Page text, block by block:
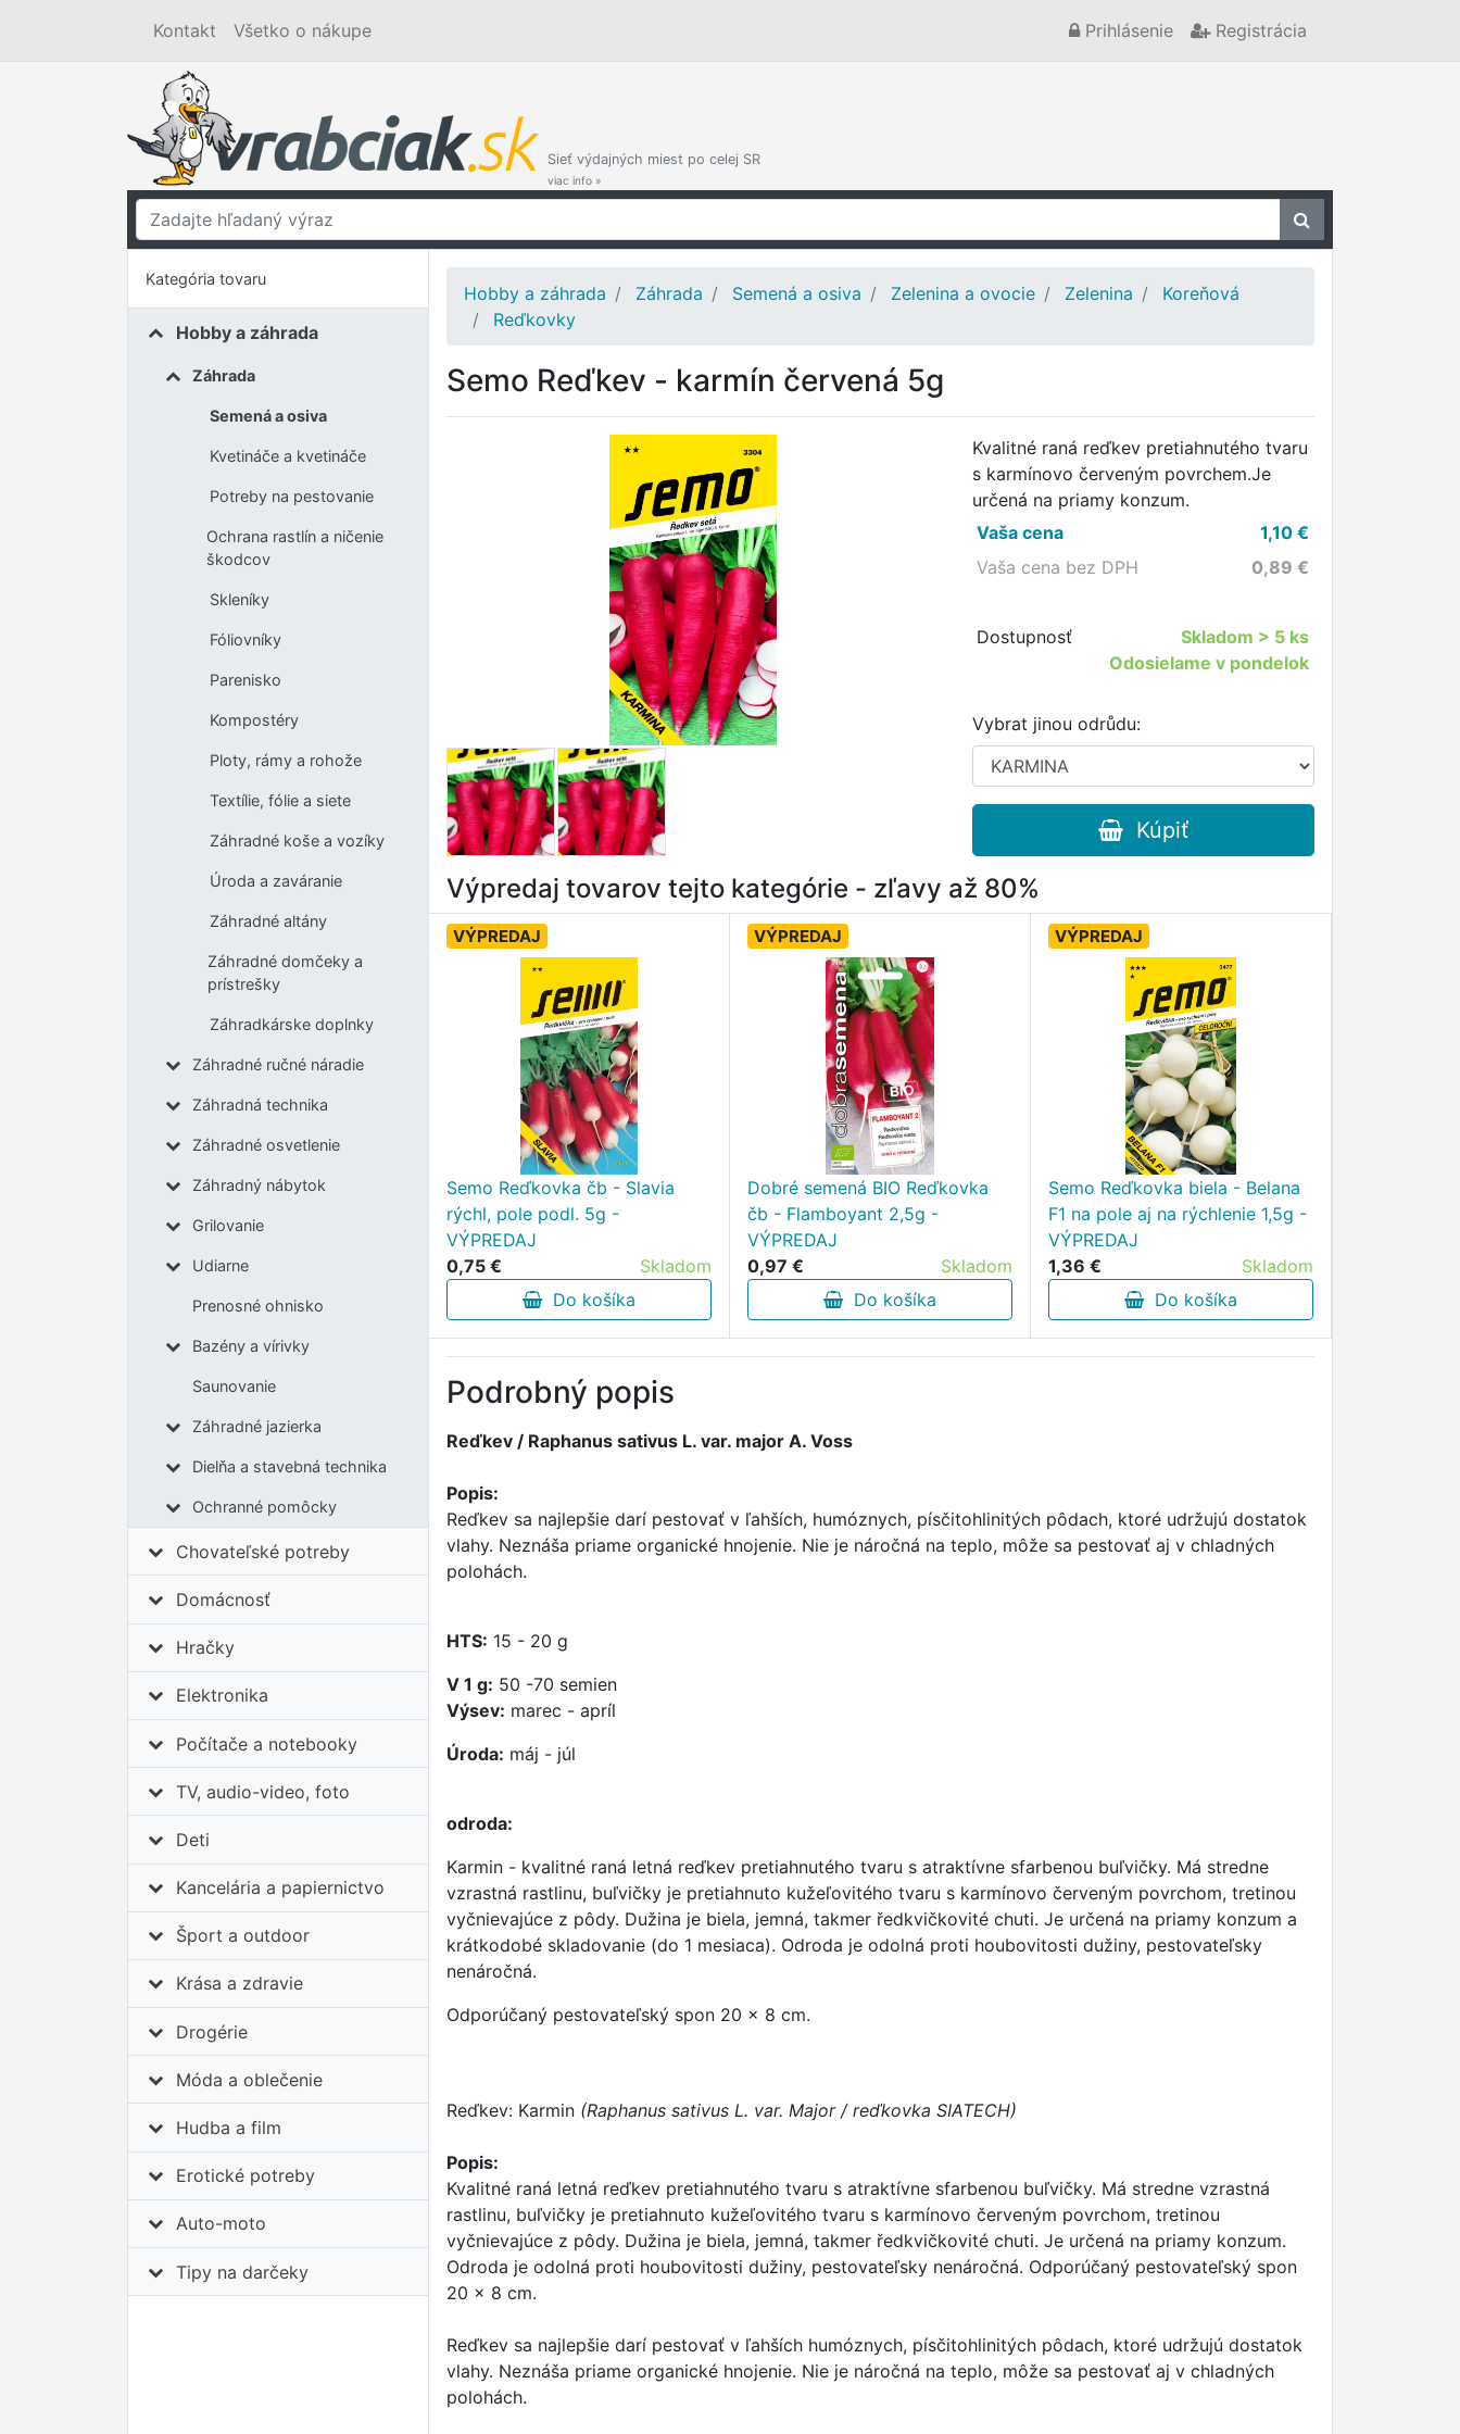
Kontakt Všetko o nákupe Prihlásenie Registrácia
Sieť výdajných miest po celej SR
viac info »
Kategória tovaru
Hobby a záhrada
Záhrada
Semená a osiva
Kvetináče a kvetináče
Potreby na pestovanie
Ochrana rastlín a ničenie
škodcov
Skleníky
Fóliovníky
Parenisko
Kompostéry
Ploty, rámy a rohože
Textílie, fólie a siete
Záhradné koše a vozíky
Úroda a zaváranie
Záhradné altány
Záhradné domčeky a
prístrešky
Záhradkárske doplnky
Záhradné ručné náradie
Záhradná technika
Záhradné osvetlenie
Záhradný nábytok
Grilovanie
Udiarne
Prenosné ohnisko
Bazény a vírivky
Saunovanie
Záhradné jazierka
Dielňa a stavebná technika
Ochranné pomôcky
Chovateľské potreby
Domácnosť
Hračky
Elektronika
Počítače a notebooky
TV, audio-video, foto
Deti
Kancelária a papiernictvo
Šport a outdoor
Krása a zdravie
Drogérie
Móda a oblečenie
Hudba a film
Erotické potreby
Auto-moto
Tipy na darčeky
Hobby a záhrada Záhrada Semená a osiva Zelenina a ovocie Zelenina
Koreňová
Reďkovky
Semo Reďkev - karmín červená 5g
Kvalitné raná reďkev pretiahnutého tvaru
s karmínovo červeným povrchem.Je
určená na priamy konzum.
Vaša cena
1,10€
Vaša cena bez DPH
0,89 €
Dostupnosť Skladom > 5 ks
Odosielame v pondelok
Vybrat jinou odrůdu:
Kúpiť
Výpredaj tovarov tejto kategórie - zľavy až 80%
VÝPREDAJ
Semo Reďkovka čb - Slavia
rýchl, pole podl. 5g -
VÝPREDAJ
0,75 €
Skladom
Do košíka
VÝPREDAJ
Dobré semená BIO Reďkovka
čb - Flamboyant 2,5g -
VÝPREDAJ
0,97 €
Skladom
Do košíka
VÝPREDAJ
Semo Reďkovka biela - Belana
F1 na pole aj na rýchlenie 1,5g -
VÝPREDAJ
1,36 €
Skladom
Do košíka
Podrobný popis
Reďkev / Raphanus sativus L. var. major A. Voss
Popis:
Reďkev sa najlepšie darí pestovať v ľahších, humóznych, písčitohlinitých pôdach, ktoré udržujú dostatok
vlahy. Neznáša priame organické hnojenie. Nie je náročná na teplo, môže sa pestovať aj v chladných
polohách.
HTS: 15 - 20 g
V 1 g: 50 -70 semien
Výsev: marec - apríl
Úroda: máj - júl
odroda:
Karmin - kvalitné raná letná reďkev pretiahnutého tvaru s atraktívne sfarbenou buľvičky. Má stredne
vzrastná rastlinu, buľvičky je pretiahnuto kužeľovitého tvaru s karmínovo červeným povrchom, tretinou
vyčnievajúce z pôdy. Dužina je biela, jemná, takmer ředkvičkovité chuti. Je určená na priamy konzum a
krátkodobé skladovanie (do 1 mesiaca). Odroda je odolná proti houbovitosti dužiny, pestovateľsky
nenáročná.
Odporúčaný pestovateľský spon 20 × 8 cm.
Reďkev: Karmin (Raphanus sativus L. var. Major / reďkovka SIATECH)
Popis:
Kvalitné raná letná reďkev pretiahnutého tvaru s atraktívne sfarbenou buľvičky. Má stredne vzrastná
rastlinu, buľvičky je pretiahnuto kužeľovitého tvaru s karmínovo červeným povrchom, tretinou
vyčnievajúce z pôdy. Dužina je biela, jemná, takmer ředkvičkovité chuti. Je určená na priamy konzum.
Odroda je odolná proti houbovitosti dužiny, pestovateľsky nenáročná. Odporúčaný pestovateľský spon
20 × 8 cm.
Reďkev sa najlepšie darí pestovať v ľahších humóznych, písčitohlinitých pôdach, ktoré udržujú dostatok
vlahy. Neznáša priame organické hnojenie. Nie je náročná na teplo, môže sa pestovať aj v chladných
polohách.